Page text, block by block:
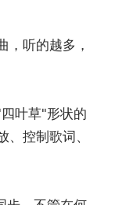
，听的越多，
叶草"形状的
控制歌词、